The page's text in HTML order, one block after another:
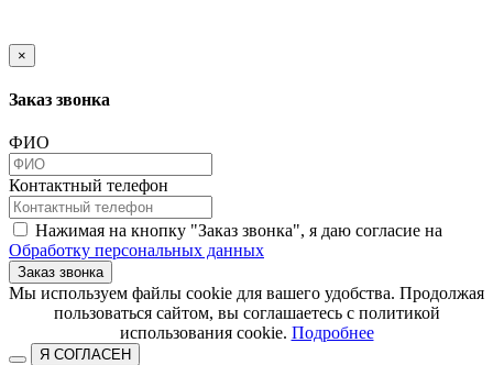
×
Заказ звонка
ФИО
Контактный телефон
Нажимая на кнопку "Заказ звонка", я даю согласие на
Обработку персональных данных
Заказ звонка
​​​​​​​Мы используем файлы cookie для вашего удобства. Продолжая
пользоваться сайтом, вы соглашаетесь с политикой
использования cookie.​​​​​​​ Подробнее
Я СОГЛАСЕН